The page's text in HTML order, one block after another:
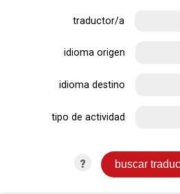
traductor/a
idioma origen
idioma destino
tipo de actividad
?